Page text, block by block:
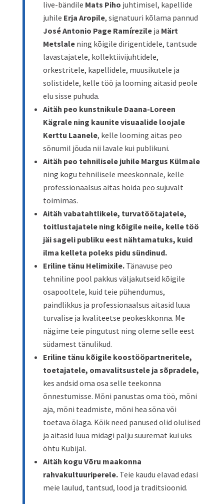
live-bändile Mats Piho juhtimisel, kapellide
juhile Erja Aropile, signatuuri kõlama pannud
José Antonio Page Ramírezileja Märt
Metslalening kõigile dirigentidele, tantsude
lavastajatele, kollektiivijuhtidele,
orkestritele, kapellidele, muusikutele ja
solistidele, kelle töö ja looming aitasid peole
elu sisse puhuda.
Aitäh peo kunstnikule Daana-Loreen
Kägrale ning kaunite visuaalide loojale
Kerttu Laanele, kelle looming aitas peo
sõnumil jõuda nii lavale kui publikuni.
Aitäh peo tehnilisele juhile Margus Külmale
ning kogu tehnilisele meeskonnale, kelle
professionaalsus aitas hoida peo sujuvalt
toimimas.
Aitäh vabatahtlikele, turvatöötajatele,
toitlustajatele ning kõigile neile, kelle töö
jäi sageli publiku eest nähtamatuks, kuid
ilma kelleta poleks pidu sündinud.
Eriline tänu Helimixile.Tänavuse peo
tehniline pool pakkus väljakutseid kõigile
osapooltele, kuid teie pühendumus,
paindlikkus ja professionaalsus aitasid luua
turvalise ja kvaliteetse peokeskkonna. Me
nägime teie pingutust ning oleme selle eest
südamest tänulikud.
Eriline tänu kõigile koostööpartneritele,
toetajatele, omavalitsustele ja sõpradele,
kes andsid oma osa selle teekonna
õnnestumisse. Mõni panustas oma töö, mõni
aja, mõni teadmiste, mõni hea sõna või
toetava õlaga. Kõik need panused olid olulised
ja aitasid luua midagi palju suuremat kui üks
õhtu Kubijal.
Aitäh kogu Võru maakonna
rahvakultuuriperele.Teie kaudu elavad edasi
meie laulud, tantsud, lood ja traditsioonid.